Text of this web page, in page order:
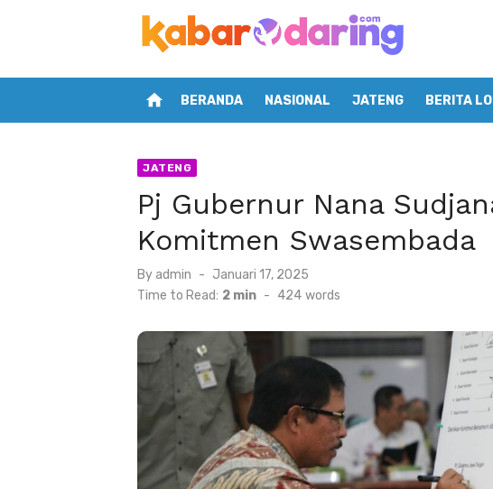
home BERANDA NASIONAL JATENG BERITA
JATENG
Pj Gubernur Nana
Komitmen Swasembada
By admin
Posted
on
Januari 17, 2025
Time to Read: 2 min - 424 words